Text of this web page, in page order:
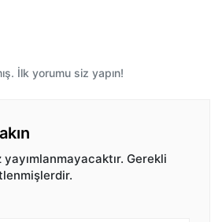
İlk yorumu siz yapın!
Gerekli